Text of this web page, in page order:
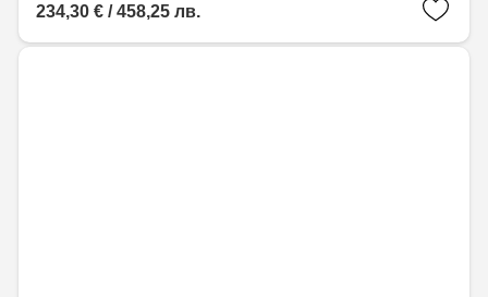
234,30 € / 458,25 лв.